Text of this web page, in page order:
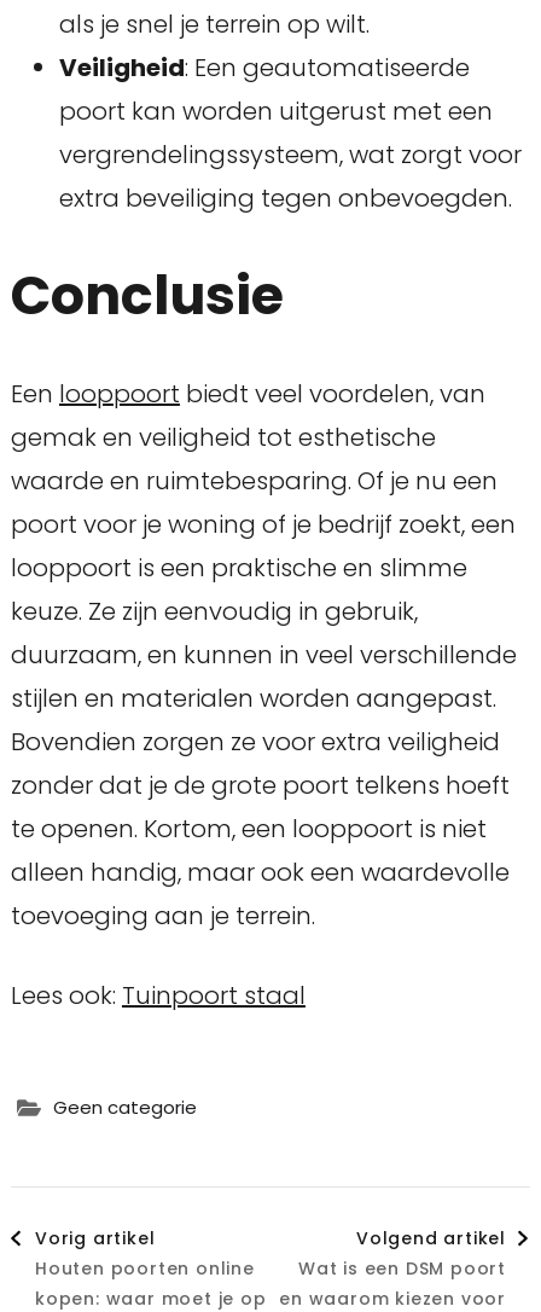
als je snel je terrein op wilt.
Veiligheid: Een geautomatiseerde
poort kan worden uitgerust met een
vergrendelingssysteem, wat zorgt voor
extra beveiliging tegen onbevoegden.
Conclusie
Een looppoort biedt veel voordelen, van
gemak en veiligheid tot esthetische
waarde en ruimtebesparing. Of je nu een
poort voor je woning of je bedrijf zoekt, een
looppoort is een praktische en slimme
keuze. Ze zijn eenvoudig in gebruik,
duurzaam, en kunnen in veel verschillende
stijlen en materialen worden aangepast.
Bovendien zorgen ze voor extra veiligheid
zonder dat je de grote poort telkens hoeft
te openen. Kortom, een looppoort is niet
alleen handig, maar ook een waardevolle
toevoeging aan je terrein.
Lees ook: Tuinpoort staal
Geen categorie
Berichtnavigatie
Vorig artikel
Houten poorten online
kopen: waar moet je op
Volgend artikel
Wat is een DSM poort
en waarom kiezen voor